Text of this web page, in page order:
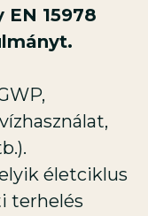
EN 15978
életciklus
terhelés